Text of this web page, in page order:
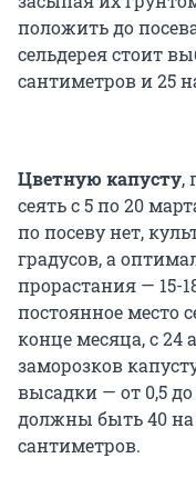
положить до
сельдерея стоит
сантиметров и 25
Цветную капусту,
сеять с 5 по 20
по посеву нет,
градусов, а
прорастания — 15-
постоянное место
конце месяца, с 24
заморозков
высадки — от 0,5
должны быть 40 на
сантиметров.